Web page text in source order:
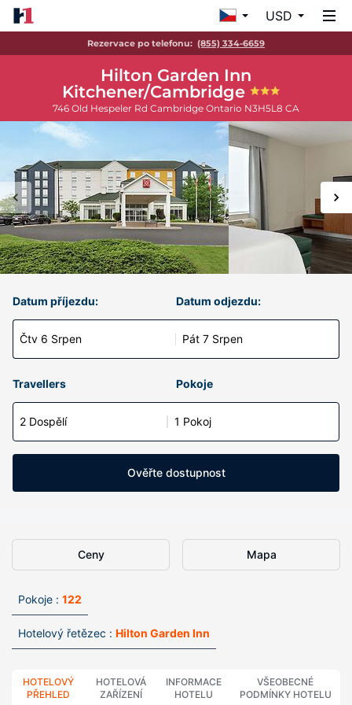
USD
Rezervace po telefonu: (855) 334-6659
Hilton Garden Inn
Kitchener/Cambridge
746 Old Hespeler Rd Cambridge Ontario N3H5L8 CA
Datum příjezdu:
Čtv 6 Srpen
Datum odjezdu:
Pát 7 Srpen
Travellers Pokoje
2 Dospělí 1 Pokoj
Ověřte dostupnost
Ceny Mapa
Pokoje : 122
Hotelový řetězec : Hilton Garden Inn
HOTELOVÝ
PŘEHLED
HOTELOVÁ
ZAŘÍZENÍ
INFORMACE
HOTELU
VŠEOBECNÉ
PODMÍNKY HOTELU